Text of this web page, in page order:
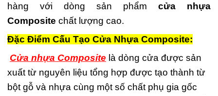
hàng với dòng sản phẩm cửa nhựa
Composite chất lượng cao.
Đặc Điểm Cấu Tạo Cửa Nhựa Composite:
Cửa nhựa Composite là dòng cửa được sản
xuất từ nguyên liệu tổng hợp được tạo thành từ
bột gỗ và nhựa cùng một số chất phụ gia gốc